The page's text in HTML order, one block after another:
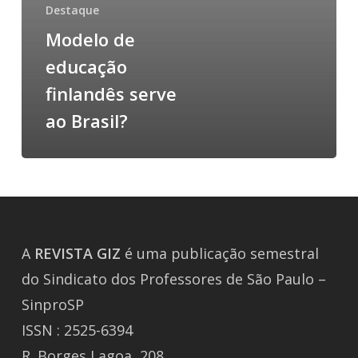
Destaque
Modelo de
educação
finlandês serve
ao Brasil?
A REVISTA GIZ é uma publicação semestral
do Sindicato dos Professores de São Paulo –
SinproSP
ISSN : 2525-6394